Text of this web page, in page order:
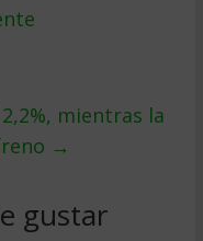
mientras la
→
gustar